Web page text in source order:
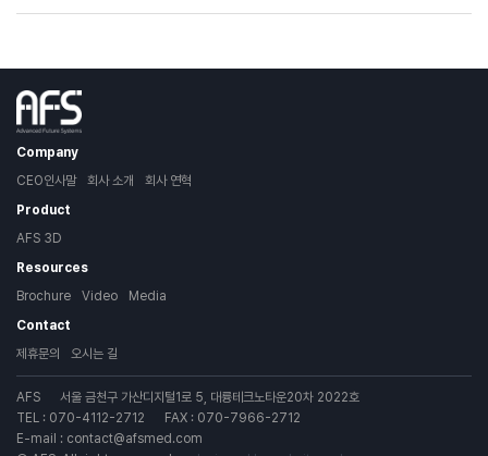
Company
CEO인사말
회사 소개
회사 연혁
Product
AFS 3D
Resources
Brochure
Video
Media
Contact
제휴문의
오시는 길
AFS
서울 금천구 가산디지털1로 5, 대륭테크노타운20차 2022호
TEL : 070-4112-2712
FAX : 070-7966-2712
E-mail : contact@afsmed.com